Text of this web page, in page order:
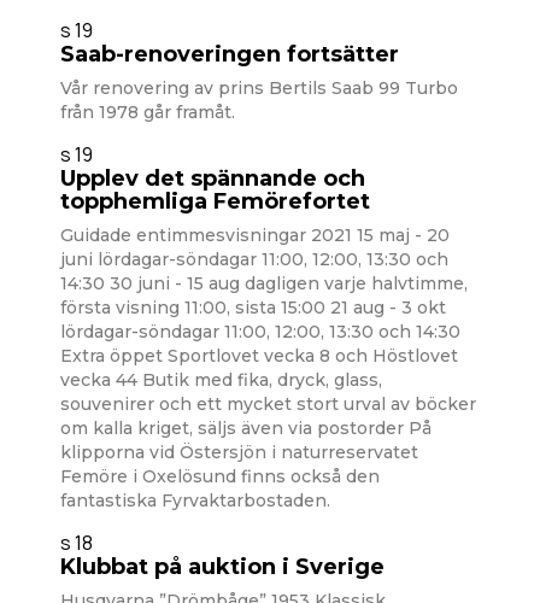
s 19
Saab-renoveringen fortsätter
Vår renovering av prins Bertils Saab 99 Turbo
från 1978 går framåt.
s 19
Upplev det spännande och
topphemliga Femörefortet
Guidade entimmesvisningar 2021 15 maj - 20
juni lördagar-söndagar 11:00, 12:00, 13:30 och
14:30 30 juni - 15 aug dagligen varje halvtimme,
första visning 11:00, sista 15:00 21 aug - 3 okt
lördagar-söndagar 11:00, 12:00, 13:30 och 14:30
Extra öppet Sportlovet vecka 8 och Höstlovet
vecka 44 Butik med fika, dryck, glass,
souvenirer och ett mycket stort urval av böcker
om kalla kriget, säljs även via postorder På
klipporna vid Östersjön i naturreservatet
Femöre i Oxelösund finns också den
fantastiska Fyrvaktarbostaden.
s 18
Klubbat på auktion i Sverige